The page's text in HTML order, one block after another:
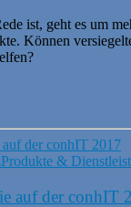
ist, geht es um
Können
Produkte &
auf der conhIT